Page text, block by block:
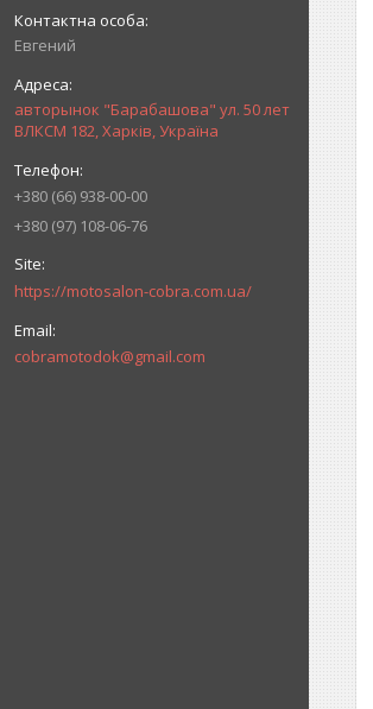
Евгений
авторынок "Барабашова" ул. 50 лет
ВЛКСМ 182, Харків, Україна
+380 (66) 938-00-00
+380 (97) 108-06-76
https://motosalon-cobra.com.ua/
cobramotodok@gmail.com